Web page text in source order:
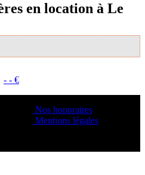
en location à Le
- - €
Nos honoraires
Mentions légales